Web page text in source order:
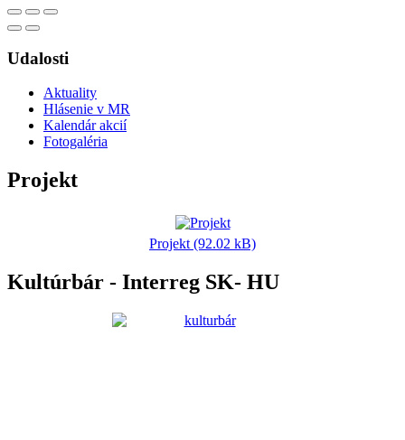
Udalosti
Aktuality
Hlásenie v MR
Kalendár akcií
Fotogaléria
Projekt
Projekt (92.02 kB)
Kultúrbár - Interreg SK- HU